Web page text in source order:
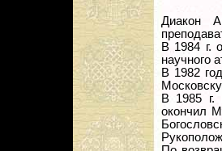
Диакон
В 1984 г.
научного
В 1982
В 1985 г.
окончил